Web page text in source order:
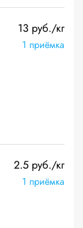
13 руб./кг
1 приёмка
2.5 руб./кг
1 приёмка